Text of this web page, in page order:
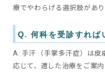
療でやわらげる選択肢があり
Q. 何科を受診すれば
A. 手汗（手掌多汗症）は皮
応じて、適した治療をご案内